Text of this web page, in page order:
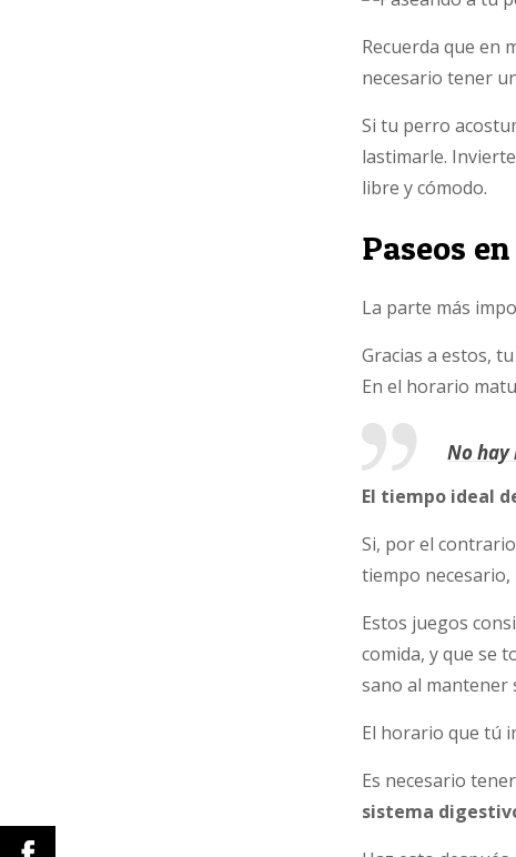
Recuerda que en
necesario tener
Si tu perro
lastimarle.
libre y cómodo.
Paseos
La parte más
Gracias a estos,
En el horario
No hay
El tiempo ideal
Si, por el
tiempo
Estos juegos
comida, y que se
sano al mantener
El horario que tú
Es necesario
sistema